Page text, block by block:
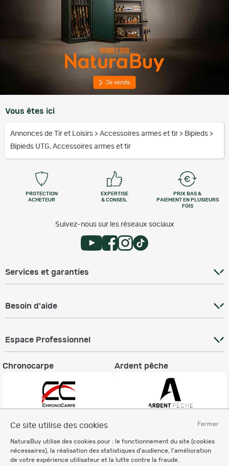
Fermer
Ce site utilise des cookies
NaturaBuy utilise des cookies pour : le fonctionnement du site (cookies
nécessaires), la réalisation des statistiques d'audience, l'amélioration
de votre expérience utilisateur et la lutte contre la fraude.
Vous êtes ici
Annonces de Tir et Loisirs > Accessoires armes et tir > Bipieds >
Bipieds UTG, Accessoires armes et tir
PROTECTION
ACHETEUR
EXPERTISE
& CONSEIL
PRIX BAS &
PAIEMENT EN PLUSIEURS
FOIS
Suivez-nous sur les réseaux sociaux
Services et garanties
Besoin d'aide
Espace Professionnel
Chronocarpe Ardent pêche
Charte éthique
Mentions légales